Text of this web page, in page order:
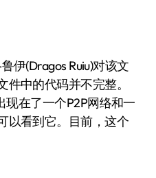
(Dragos Ruiu)对该文
中的代码并不完整。
现在了一个P2P网络和一
以看到它。目前，这个